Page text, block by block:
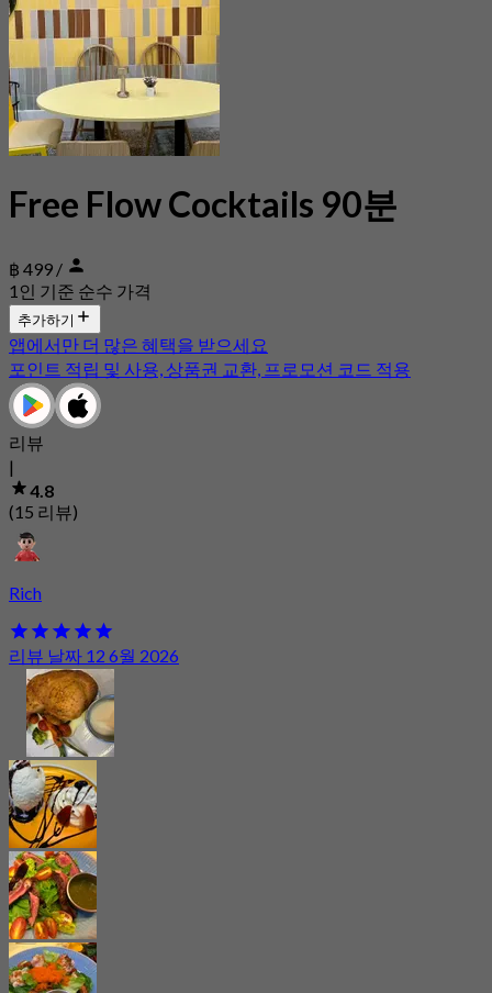
Free Flow Cocktails 90분
฿ 499 /
1인 기준 순수 가격
추가하기
앱에서만 더 많은 혜택을 받으세요
포인트 적립 및 사용, 상품권 교환, 프로모션 코드 적용
리뷰
|
4.8
(15 리뷰)
Rich
리뷰 날짜 12 6월 2026